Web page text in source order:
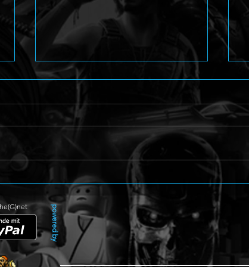
Arcade Shoot'em Up
Caladrius 2/Dark Element
enthüllt
powered by